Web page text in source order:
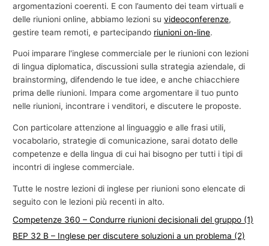
argomentazioni coerenti. E con l’aumento dei team virtuali e
delle riunioni online, abbiamo lezioni suvideoconferenze,
gestire team remoti, e partecipando riunioni on-line.
Puoi imparare l'inglese commerciale per le riunioni con lezioni
di lingua diplomatica, discussioni sulla strategia aziendale, di
brainstorming, difendendo le tue idee, e anche chiacchiere
prima delle riunioni. Impara come argomentare il tuo punto
nelle riunioni, incontrare i venditori, e discutere le proposte.
Con particolare attenzione al linguaggio e alle frasi utili,
vocabolario, strategie di comunicazione, sarai dotato delle
competenze e della lingua di cui hai bisogno per tutti i tipi di
incontri di inglese commerciale.
Tutte le nostre lezioni di inglese per riunioni sono elencate di
seguito con le lezioni più recenti in alto.
Competenze 360 – Condurre riunioni decisionali del gruppo (1)
BEP 32 B – Inglese per discutere soluzioni a un problema (2)